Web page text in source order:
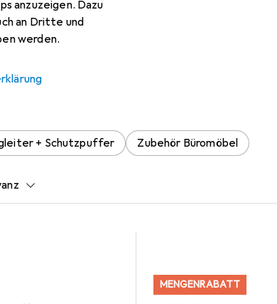
anzuzeigen. Dazu
an Dritte und
werden.
+ Schutzpuffer Zubehör Büromöbel
MENGENRABATT